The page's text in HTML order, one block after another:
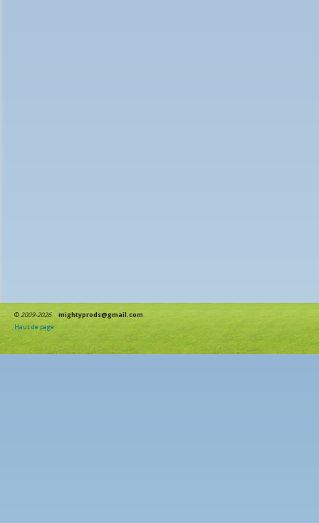
©2009-2026
mightyprods@gmail.com
Haut de page